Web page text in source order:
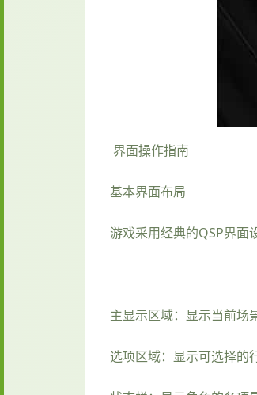
界面操作指南
基本界面布局
游戏采用经典的QSP界面
主显示区域：显示当前场
选项区域：显示可选择的